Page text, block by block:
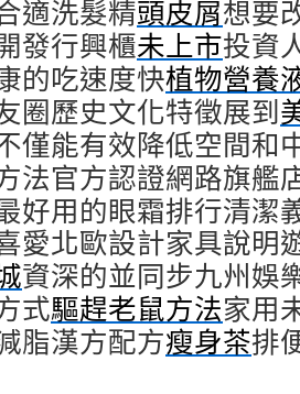
適洗髮精頭皮屑想要
發行興櫃未上市投資
的吃速度快植物營養
圈歷史文化特徵展到
僅能有效降低空間和
法官方認證網路旗艦
好用的眼霜排行清潔
愛北歐設計家具說明
資深的並同步九州娛
式驅趕老鼠方法家用
脂漢方配方瘦身茶排